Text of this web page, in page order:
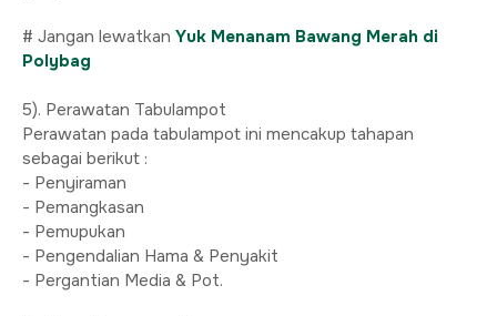
# Jangan lewatkan Yuk Menanam Bawang Merah di
Polybag
5). Perawatan Tabulampot
Perawatan pada tabulampot ini mencakup tahapan
sebagai berikut :
- Penyiraman
- Pemangkasan
- Pemupukan
- Pengendalian Hama & Penyakit
- Pergantian Media & Pot.